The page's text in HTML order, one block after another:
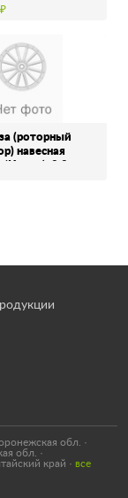
(роторный
навесная
2.2
обл.
·
обл.
·
край · все